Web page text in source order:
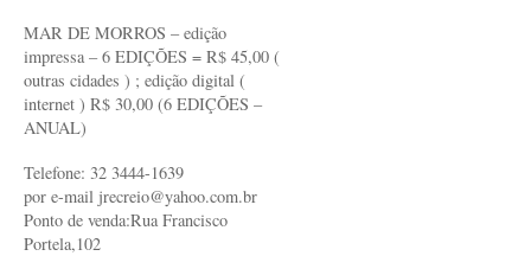
MAR DE MORROS – edição
impressa – 6 EDIÇÕES = R$ 45,00 (
outras cidades ) ; edição digital (
internet ) R$ 30,00 (6 EDIÇÕES –
ANUAL)
Telefone: 32 3444-1639
por e-mail jrecreio@yahoo.com.br
Ponto de venda:Rua Francisco
Portela,102